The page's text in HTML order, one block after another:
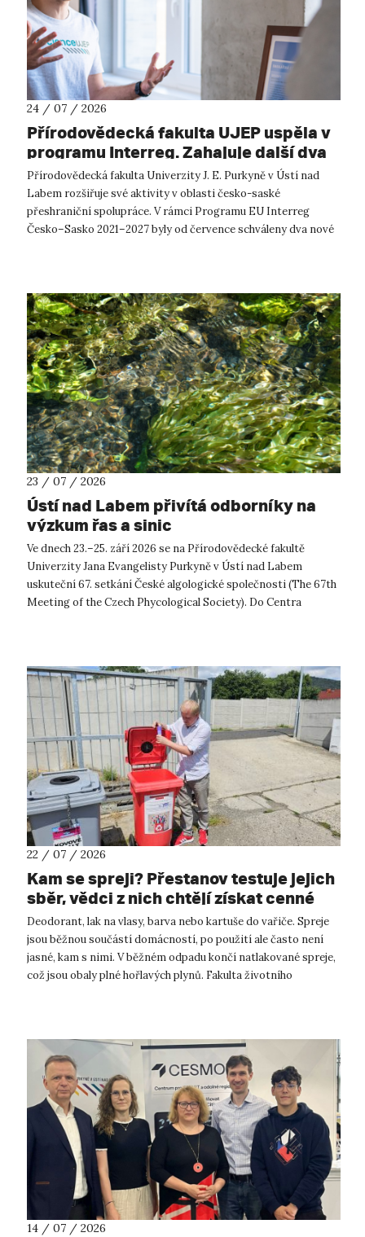
24 / 07 / 2026
Přírodovědecká fakulta UJEP uspěla v
programu Interreg. Zahajuje další dva
přeshraniční projekty se saskými
partnery
Přírodovědecká fakulta Univerzity J. E. Purkyně v Ústí nad
Labem rozšiřuje své aktivity v oblasti česko-saské
přeshraniční spolupráce. V rámci Programu EU Interreg
Česko–Sasko 2021–2027 byly od července schváleny dva nové
23 / 07 / 2026
Ústí nad Labem přivítá odborníky na
výzkum řas a sinic
Ve dnech 23.–25. září 2026 se na Přírodovědecké fakultě
Univerzity Jana Evangelisty Purkyně v Ústí nad Labem
uskuteční 67. setkání České algologické společnosti (The 67th
Meeting of the Czech Phycological Society). Do Centra
22 / 07 / 2026
Kam se spreji? Přestanov testuje jejich
sběr, vědci z nich chtějí získat cenné
kovy
Deodorant, lak na vlasy, barva nebo kartuše do vařiče. Spreje
jsou běžnou součástí domácností, po použití ale často není
jasné, kam s nimi. V běžném odpadu končí natlakované spreje,
což jsou obaly plné hořlavých plynů. Fakulta životního
14 / 07 / 2026